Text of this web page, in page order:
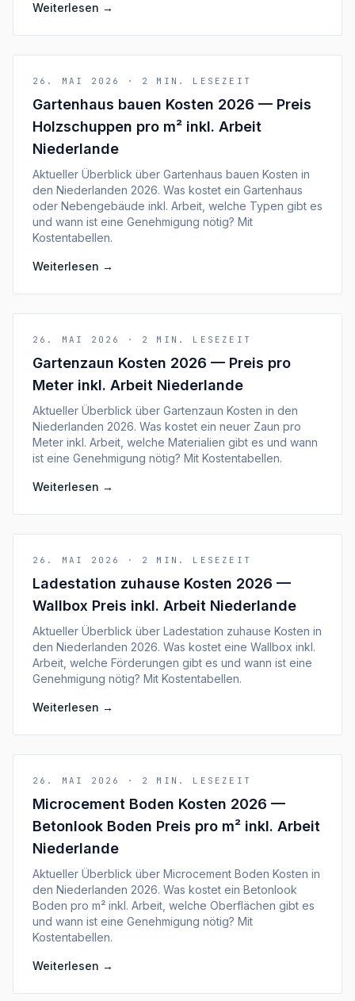
Weiterlesen →
26. MAI 2026 · 2 MIN. LESEZEIT
Gartenhaus bauen Kosten 2026 — Preis
Holzschuppen pro m² inkl. Arbeit
Niederlande
Aktueller Überblick über Gartenhaus bauen Kosten in
den Niederlanden 2026. Was kostet ein Gartenhaus
oder Nebengebäude inkl. Arbeit, welche Typen gibt es
und wann ist eine Genehmigung nötig? Mit
Kostentabellen.
Weiterlesen →
26. MAI 2026 · 2 MIN. LESEZEIT
Gartenzaun Kosten 2026 — Preis pro
Meter inkl. Arbeit Niederlande
Aktueller Überblick über Gartenzaun Kosten in den
Niederlanden 2026. Was kostet ein neuer Zaun pro
Meter inkl. Arbeit, welche Materialien gibt es und wann
ist eine Genehmigung nötig? Mit Kostentabellen.
Weiterlesen →
26. MAI 2026 · 2 MIN. LESEZEIT
Ladestation zuhause Kosten 2026 —
Wallbox Preis inkl. Arbeit Niederlande
Aktueller Überblick über Ladestation zuhause Kosten in
den Niederlanden 2026. Was kostet eine Wallbox inkl.
Arbeit, welche Förderungen gibt es und wann ist eine
Genehmigung nötig? Mit Kostentabellen.
Weiterlesen →
26. MAI 2026 · 2 MIN. LESEZEIT
Microcement Boden Kosten 2026 —
Betonlook Boden Preis pro m² inkl. Arbeit
Niederlande
Aktueller Überblick über Microcement Boden Kosten in
den Niederlanden 2026. Was kostet ein Betonlook
Boden pro m² inkl. Arbeit, welche Oberflächen gibt es
und wann ist eine Genehmigung nötig? Mit
Kostentabellen.
Weiterlesen →